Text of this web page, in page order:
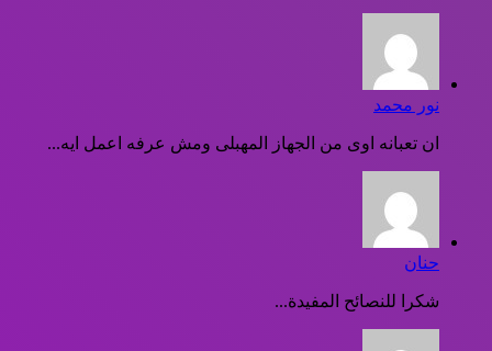
نور محمد
ان تعبانه اوى من الجهاز المهبلى ومش عرفه اعمل ايه...
حنان
شكرا للنصائح المفيدة...